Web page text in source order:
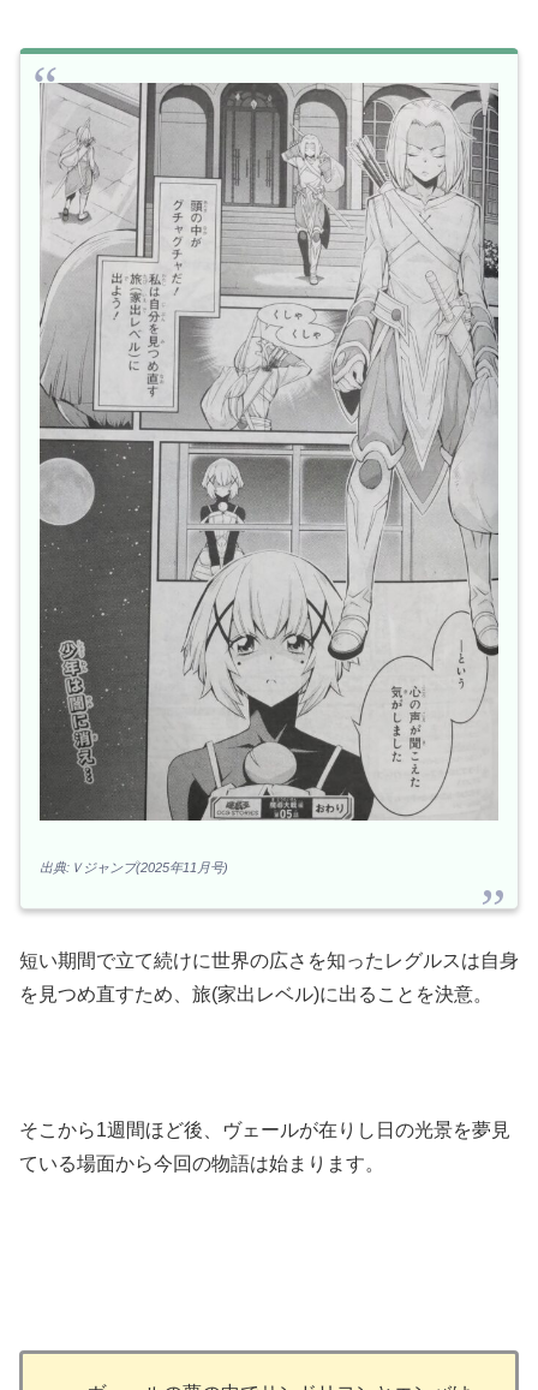
出典:Ｖジャンプ(2025年11月号)
短い期間で立て続けに世界の広さを知ったレグルスは自身
を見つめ直すため、旅(家出レベル)に出ることを決意。
そこから1週間ほど後、ヴェールが在りし日の光景を夢見
ている場面から今回の物語は始まります。